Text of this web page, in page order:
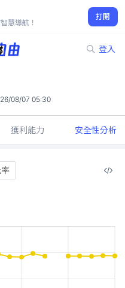
慧導航！
打開
登入
08/07 05:30
獲利能力 安全性分析